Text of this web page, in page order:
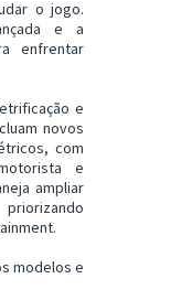
o jogo.
e a
enfrentar
e
novos
com
e
ampliar
modelos e